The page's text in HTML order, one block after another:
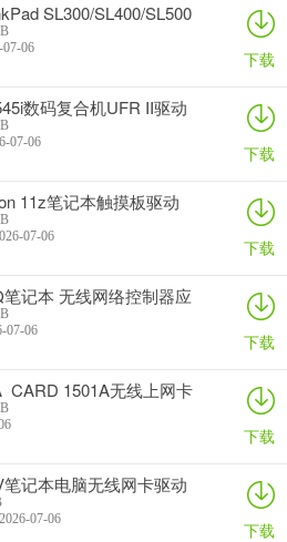
SL300/SL400/SL500
07-06 下载
数码复合机UFR II驱动
07-06 下载
11z笔记本触摸板驱动
07-06 下载
记本 无线网络控制器应
07-06 下载
1501A无线上网卡
下载
记本电脑无线网卡驱动
2026-07-06 下载